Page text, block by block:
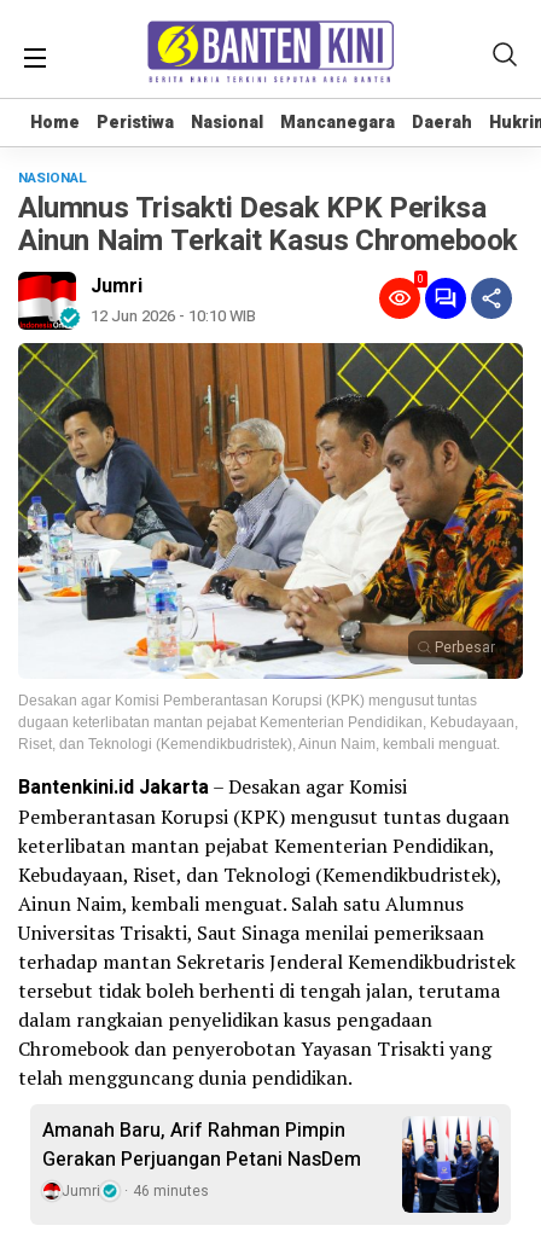
Home Peristiwa Nasional Mancanegara Daerah
Home Peristiwa Nasional Mancanegara Daerah
NASIONAL
Alumnus Trisakti Desak KPK Periksa
Ainun Naim Terkait Kasus Chromebook
Jumri
12 Jun 2026 - 10:10 WIB
0
Perbesar
Desakan agar Komisi Pemberantasan Korupsi (KPK) mengusut tuntas
dugaan keterlibatan mantan pejabat Kementerian Pendidikan, Kebudayaan,
Riset, dan Teknologi (Kemendikbudristek), Ainun Naim, kembali menguat.
Bantenkini.id Jakarta– Desakan agar Komisi
Pemberantasan Korupsi (KPK) mengusut tuntas dugaan
keterlibatan mantan pejabat Kementerian Pendidikan,
Kebudayaan, Riset, dan Teknologi (Kemendikbudristek),
Ainun Naim, kembali menguat. Salah satu Alumnus
Universitas Trisakti, Saut Sinaga menilai pemeriksaan
terhadap mantan Sekretaris Jenderal Kemendikbudristek
tersebut tidak boleh berhenti di tengah jalan, terutama
dalam rangkaian penyelidikan kasus pengadaan
Chromebook dan penyerobotan Yayasan Trisakti yang
telah mengguncang dunia pendidikan.
Amanah Baru, Arif Rahman Pimpin
Gerakan Perjuangan Petani NasDem
Jumri 46 minutes